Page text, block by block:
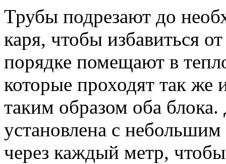
Трубы подрезают до
каря, чтобы избавиться
порядке помещают в
которые проходят так же
таким образом оба
установлена с
через каждый метр,